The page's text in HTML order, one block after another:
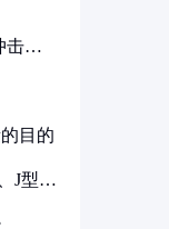
击要
目的
J型、